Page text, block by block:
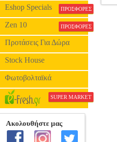
Eshop Specials ΠΡΟΣΦΟΡΕΣ
Zen 10 ΠΡΟΣΦΟΡΕΣ
Προτάσεις Για Δώρα
Stock House
Φωτοβολταϊκά
SUPER MARKET